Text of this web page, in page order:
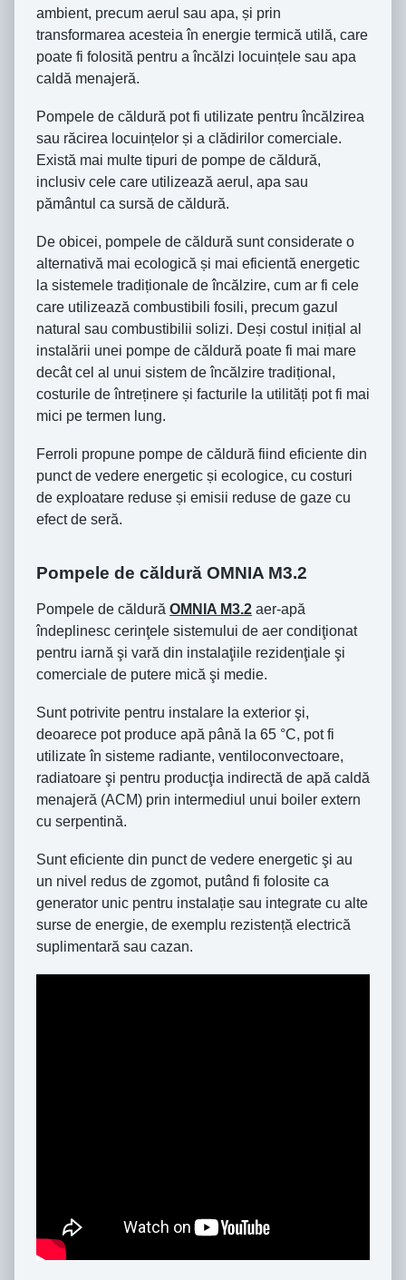
ambient, precum aerul sau apa, și prin
transformarea acesteia în energie termică utilă, care
poate fi folosită pentru a încălzi locuințele sau apa
caldă menajeră.
Pompele de căldură pot fi utilizate pentru încălzirea
sau răcirea locuințelor și a clădirilor comerciale.
Există mai multe tipuri de pompe de căldură,
inclusiv cele care utilizează aerul, apa sau
pământul ca sursă de căldură.
De obicei, pompele de căldură sunt considerate o
alternativă mai ecologică și mai eficientă energetic
la sistemele tradiționale de încălzire, cum ar fi cele
care utilizează combustibili fosili, precum gazul
natural sau combustibilii solizi. Deși costul inițial al
instalării unei pompe de căldură poate fi mai mare
decât cel al unui sistem de încălzire tradițional,
costurile de întreținere și facturile la utilități pot fi mai
mici pe termen lung.
Ferroli propune pompe de căldură fiind eficiente din
punct de vedere energetic și ecologice, cu costuri
de exploatare reduse și emisii reduse de gaze cu
efect de seră.
Pompele de căldură OMNIA M3.2
Pompele de căldură OMNIA M3.2 aer-apă
îndeplinesc cerinţele sistemului de aer condiţionat
pentru iarnă şi vară din instalaţiile rezidenţiale şi
comerciale de putere mică şi medie.
Sunt potrivite pentru instalare la exterior şi,
deoarece pot produce apă până la 65 °C, pot fi
utilizate în sisteme radiante, ventiloconvectoare,
radiatoare şi pentru producţia indirectă de apă caldă
menajeră (ACM) prin intermediul unui boiler extern
cu serpentină.
Sunt eficiente din punct de vedere energetic şi au
un nivel redus de zgomot, putând fi folosite ca
generator unic pentru instalație sau integrate cu alte
surse de energie, de exemplu rezistență electrică
suplimentară sau cazan.